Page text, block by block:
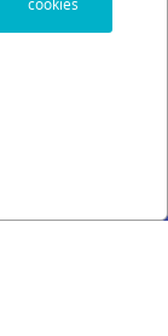
cookies